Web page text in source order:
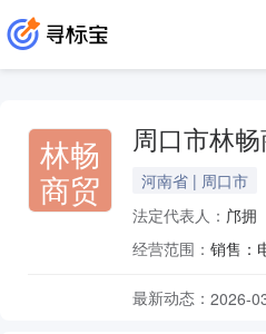
林畅
商贸
周口市林
河南省 | 周口市
法定代表人： 邝拥
经营范围：
最新动态： 2026-